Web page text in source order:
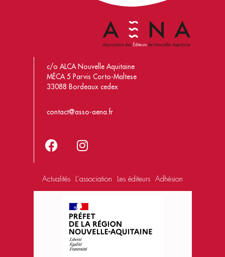
c/o ALCA Nouvelle Aquitaine
MÉCA 5 Parvis Corto-Maltese
33088 Bordeaux cedex
contact@asso-aena.fr
Actualités L’association Les éditeurs Adhésion